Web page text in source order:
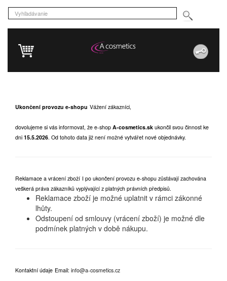
Ukončení provozu e-shopu Vážení zákazníci,
dovolujeme si vás informovat, že e-shop A-cosmetics.sk ukončil svou činnost ke
dni 15.5.2026. Od tohoto data již není možné vytvářet nové objednávky.
Reklamace a vrácení zboží I po ukončení provozu e-shopu zůstávají zachována
veškerá práva zákazníků vyplývající z platných právních předpisů.
Reklamace zboží je možné uplatnit v rámci zákonné
lhůty.
Odstoupení od smlouvy (vrácení zboží) je možné dle
podmínek platných v době nákupu.
Kontaktní údaje Email: info@a-cosmetics.cz